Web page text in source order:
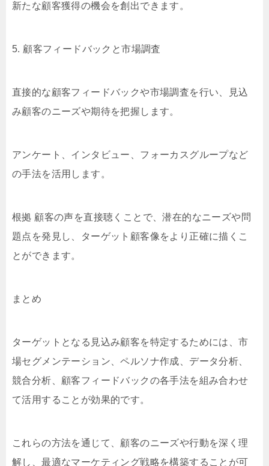
新たな顧客獲得の機会を創出できます。
5. 顧客フィードバックと市場調査
直接的な顧客フィードバックや市場調査を行い、見込
み顧客のニーズや期待を把握します。
アンケート、インタビュー、フォーカスグループなど
の手法を活用します。
根拠 顧客の声を直接聴くことで、潜在的なニーズや問
題点を発見し、ターゲット顧客像をより正確に描くこ
とができます。
まとめ
ターゲットとなる見込み顧客を特定するためには、市
場セグメンテーション、ペルソナ作成、データ分析、
競合分析、顧客フィードバックの各手法を組み合わせ
て活用することが効果的です。
これらの方法を通じて、顧客のニーズや行動を深く理
解し、最適なマーケティング戦略を構築することが可